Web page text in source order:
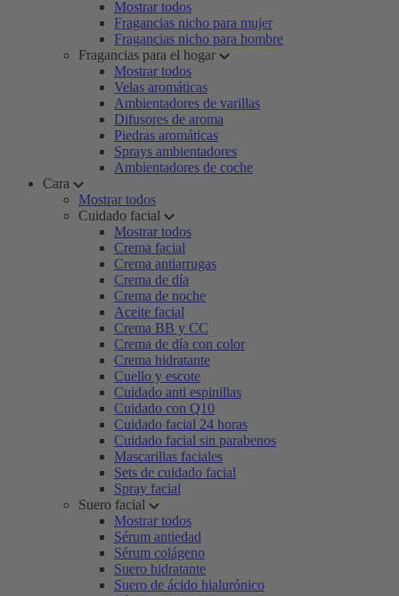
Mostrar todos
Fragancias nicho para mujer
Fragancias nicho para hombre
Fragancias para el hogar
Mostrar todos
Velas aromáticas
Ambientadores de varillas
Difusores de aroma
Piedras aromáticas
Sprays ambientadores
Ambientadores de coche
Cara
Mostrar todos
Cuidado facial
Mostrar todos
Crema facial
Crema antiarrugas
Crema de día
Crema de noche
Aceite facial
Crema BB y CC
Crema de día con color
Crema hidratante
Cuello y escote
Cuidado anti espinillas
Cuidado con Q10
Cuidado facial 24 horas
Cuidado facial sin parabenos
Mascarillas faciales
Sets de cuidado facial
Spray facial
Suero facial
Mostrar todos
Sérum antiedad
Sérum colágeno
Suero hidratante
Suero de ácido hialurónico